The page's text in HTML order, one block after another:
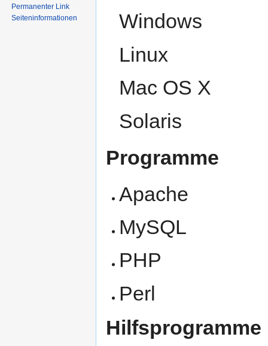
Windows
Linux
Mac OS X
Solaris
Programme
Apache
MySQL
PHP
Perl
Hilfsprogramme
Permanenter Link
Seiten­informationen